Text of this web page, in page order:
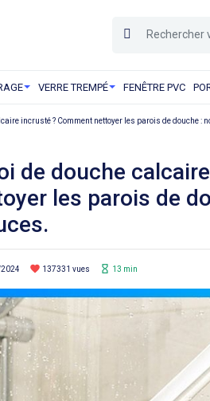
VERRE TREMPÉ FENÊTRE PVC
incrusté ? Comment nettoyer les parois de douche :
de douche
les parois de
favorite 137331 vues hourglass_empty 13 min